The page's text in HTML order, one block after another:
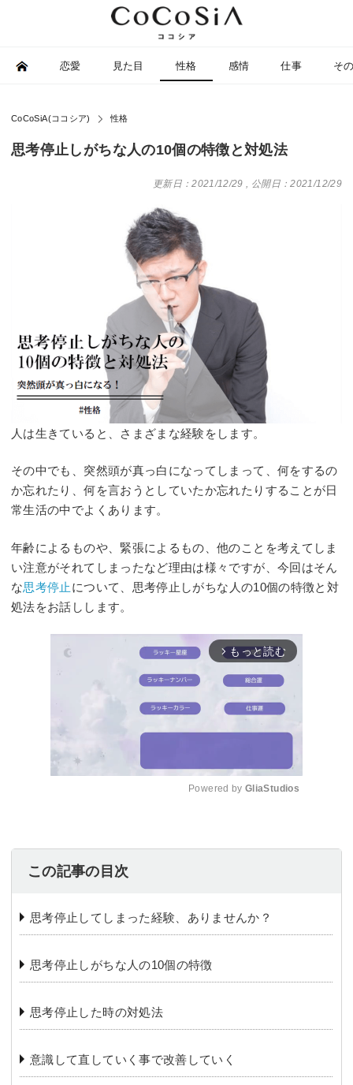
恋愛 見た目 性格 感情 仕事 そ
CoCoSiA(ココシア) 性格
思考停止しがちな人の10個の特徴と対処法
更新日：2021/12/29 , 公開日：2021/12/29
人は生きていると、さまざまな経験をします。
その中でも、突然頭が真っ白になってしまって、何をするの
か忘れたり、何を言おうとしていたか忘れたりすることが日
常生活の中でよくあります。
年齢によるものや、緊張によるもの、他のことを考えてしま
い注意がそれてしまったなど理由は様々ですが、今回はそん
な思考停止 について、思考停止しがちな人の10個の特徴と対
処法をお話しします。
arrow_forward_ios もっと読む
Powered by GliaStudios
この記事の目次
思考停止してしまった経験、ありませんか？
思考停止しがちな人の10個の特徴
思考停止した時の対処法
意識して直していく事で改善していく